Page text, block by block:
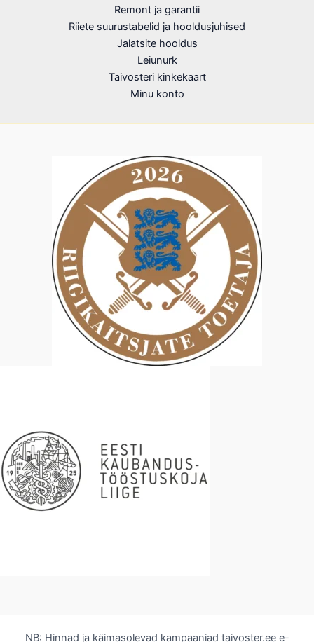
Remont ja garantii
Riiete suurustabelid ja hooldusjuhised
Jalatsite hooldus
Leiunurk
Taivosteri kinkekaart
Minu konto
NB: Hinnad ja käimasolevad kampaaniad taivoster.ee e-